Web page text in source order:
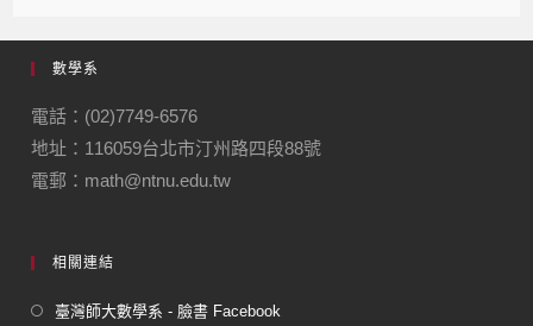
數學系
電話：(02)7749-6576
地址：116059台北市汀州路四段88號
電郵：math@ntnu.edu.tw
相關連結
臺灣師大數學系 - 臉書 Facebook